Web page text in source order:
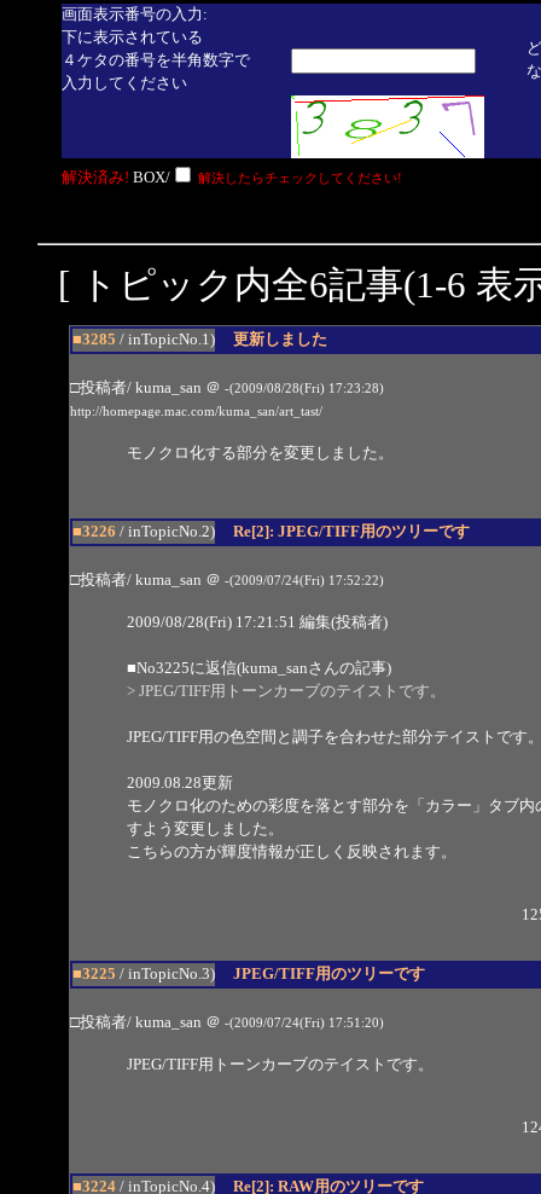
画面表示番号の入力:
下に表示されている
４ケタの番号を半角数字で
入力してください
解決済み! BOX/ 解決したらチェックしてください!
[ トピック内全6記事(1-6
■3285 / inTopicNo.1) 更新しました
□投稿者/ kuma_san ＠ -(2009/08/28(Fri) 17:23:28)
http://homepage.mac.com/kuma_san/art_tast/
モノクロ化する部分を変更しました。
■3226 / inTopicNo.2) Re[2]: JPEG/TIFF用のツリーです
□投稿者/ kuma_san ＠ -(2009/07/24(Fri) 17:52:22)
2009/08/28(Fri) 17:21:51 編集(投稿者)
■No3225に返信(kuma_sanさんの記事)
> JPEG/TIFF用トーンカーブのテイストです。
JPEG/TIFF用の色空間と調子を合わせた部分テイストです
2009.08.28更新
モノクロ化のための彩度を落とす部分を「カラー」タブ
すよう変更しました。
こちらの方が輝度情報が正しく反映されます。
■3225 / inTopicNo.3) JPEG/TIFF用のツリーです
□投稿者/ kuma_san ＠ -(2009/07/24(Fri) 17:51:20)
JPEG/TIFF用トーンカーブのテイストです。
■3224/ inTopicNo.4) Re[2]: RAW用のツリーです